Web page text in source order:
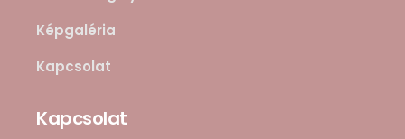
Képgaléria
Kapcsolat
Kapcsolat